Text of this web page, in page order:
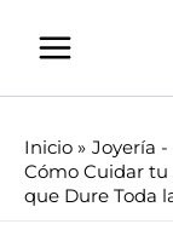
Inicio
Joyería
Cómo Cuidar tu
que Dure Toda